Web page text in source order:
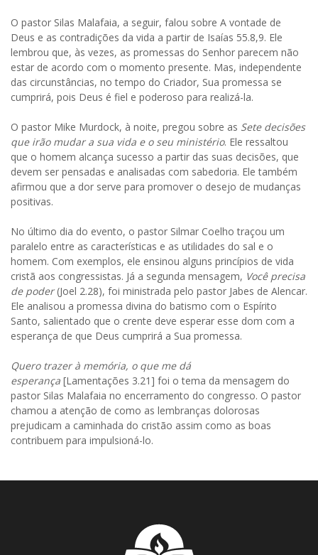
O pastor Silas Malafaia, a seguir, falou sobre A vontade de
Deus e as contradições da vida a partir de Isaías 55.8,9. Ele
lembrou que, às vezes, as promessas do Senhor parecem não
estar de acordo com o momento presente. Mas, independente
das circunstâncias, no tempo do Criador, Sua promessa se
cumprirá, pois Deus é fiel e poderoso para realizá-la.
O pastor Mike Murdock, à noite, pregou sobre as Sete decisões
que irão mudar a sua vida e o seu ministério. Ele ressaltou
que o homem alcança sucesso a partir das suas decisões, que
devem ser pensadas e analisadas com sabedoria. Ele também
afirmou que a dor serve para promover o desejo de mudanças
positivas.
No último dia do evento, o pastor Silmar Coelho traçou um
paralelo entre as características e as utilidades do sal e o
homem. Com exemplos, ele ensinou alguns princípios de vida
cristã aos congressistas. Já a segunda mensagem, Você precisa
de poder(Joel 2.28), foi ministrada pelo pastor Jabes de Alencar.
Ele analisou a promessa divina do batismo com o Espírito
Santo, salientado que o crente deve esperar esse dom com a
esperança de que Deus cumprirá a Sua promessa.
Quero trazer à memória, o que me dá
esperança [Lamentações 3.21] foi o tema da mensagem do
pastor Silas Malafaia no encerramento do congresso. O pastor
chamou a atenção de como as lembranças dolorosas
prejudicam a caminhada do cristão assim como as boas
contribuem para impulsioná-lo.